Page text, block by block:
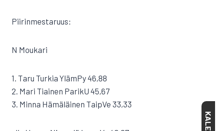
Piirinmestaruus:
N Moukari
1. Taru Turkia YlämPy 46,88
2. Mari Tiainen ParikU 45,67
3. Minna Hämäläinen TaipVe 33,33